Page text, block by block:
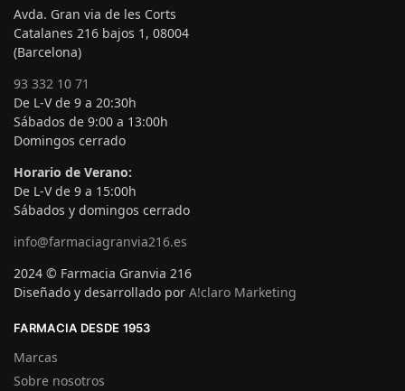
Avda. Gran via de les Corts
Catalanes 216 bajos 1, 08004
(Barcelona)
93 332 10 71
De L-V de 9 a 20:30h
Sábados de 9:00 a 13:00h
Domingos cerrado
Horario de Verano:
De L-V de 9 a 15:00h
Sábados y domingos cerrado
info@farmaciagranvia216.es
2024 © Farmacia Granvia 216
Diseñado y desarrollado por A!claro Marketing
FARMACIA DESDE 1953
Marcas
Sobre nosotros